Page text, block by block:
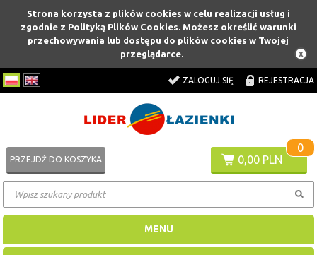
Strona korzysta z plików cookies w celu realizacji usług i
zgodnie z Polityką Plików Cookies. Możesz określić warunki
przechowywania lub dostępu do plików cookies w Twojej
przeglądarce.
ZALOGUJ SIĘ REJESTRACJA
0,00 PLN
0
PRZEJDŹ DO KOSZYKA
MENU